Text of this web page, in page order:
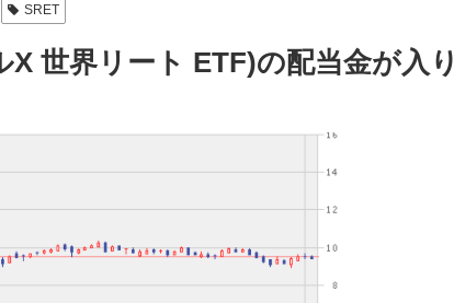
SRET
世界リート ETF)の配当金が入り